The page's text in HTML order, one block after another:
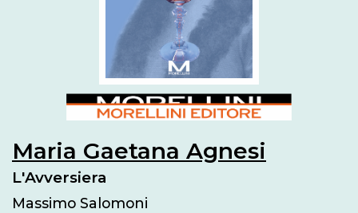
Maria Gaetana Agnesi
L'Avversiera
Massimo Salomoni